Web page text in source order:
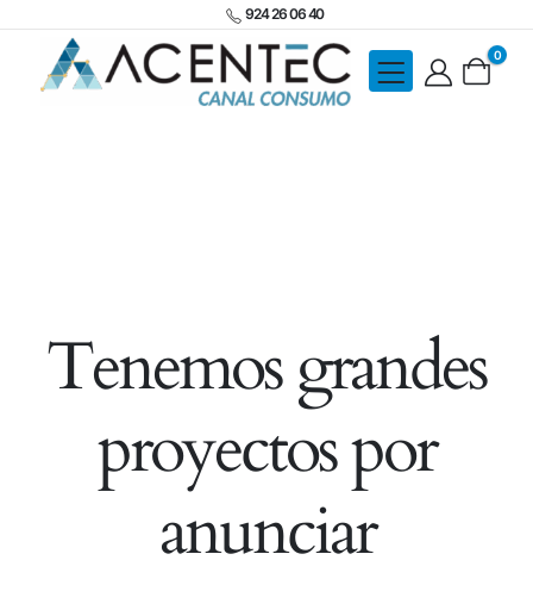
924 26 06 40
0
Tenemos grandes
proyectos por
anunciar